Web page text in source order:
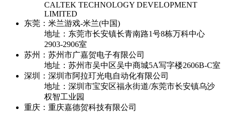
CALTEK TECHNOLOGY DEVELOPMENT
LIMITED
东莞：米兰游戏-米兰(中国)
地址：东莞市长安镇长青南路1号8栋万科中心
2903-2906室
苏州：苏州市广嘉贺电子有限公司
地址：苏州市吴中区吴中商城5A写字楼2606B-C室
深圳：深圳市阿拉玎光电自动化有限公司
地址：深圳市宝安区福永街道/东莞市长安镇乌沙
权智工业园
重庆：重庆嘉德贺科技有限公司